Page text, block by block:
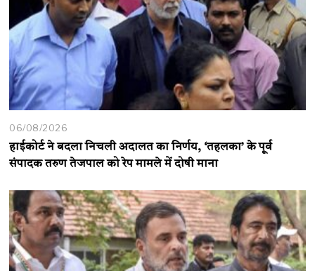
06/08/2026
हाईकोर्ट ने बदला निचली अदालत का निर्णय, ‘तहलका’ के पूर्व
संपादक तरुण तेजपाल को रेप मामले में दोषी माना